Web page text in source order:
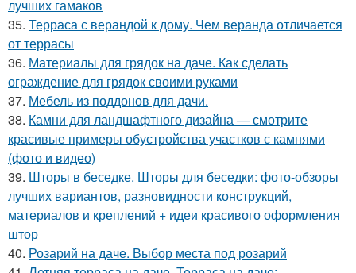
лучших гамаков
35. Терраса с верандой к дому. Чем веранда отличается
от террасы
36. Материалы для грядок на даче. Как сделать
ограждение для грядок своими руками
37. Мебель из поддонов для дачи.
38. Камни для ландшафтного дизайна — смотрите
красивые примеры обустройства участков с камнями
(фото и видео)
39. Шторы в беседке. Шторы для беседки: фото-обзоры
лучших вариантов, разновидности конструкций,
материалов и креплений + идеи красивого оформления
штор
40. Розарий на даче. Выбор места под розарий